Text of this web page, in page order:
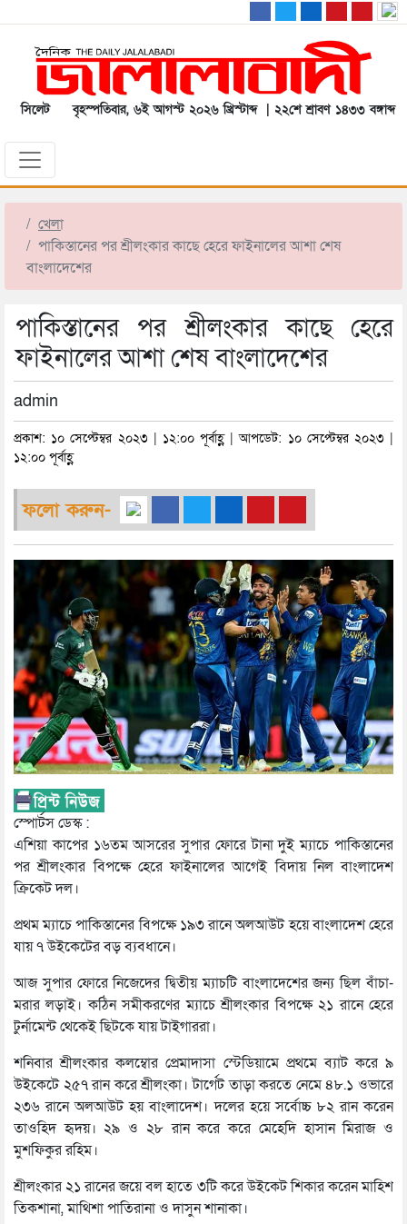
সিলেট বৃহস্পতিবার, ৬ই আগস্ট ২০২৬ খ্রিস্টাব্দ | ২২শে শ্রাবণ ১৪৩৩ বঙ্গাব্দ
খেলা
পাকিস্তানের পর শ্রীলংকার কাছে হেরে ফাইনালের আশা শেষ
বাংলাদেশের
পাকিস্তানের পর শ্রীলংকার কাছে হেরে
ফাইনালের আশা শেষ বাংলাদেশের
admin
প্রকাশ: ১০ সেপ্টেম্বর ২০২৩ | ১২:০০ পূর্বাহ্ণ | আপডেট: ১০ সেপ্টেম্বর ২০২৩ |
১২:০০ পূর্বাহ্ণ
ফলো করুন-
স্পোর্টস ডেস্ক :
এশিয়া কাপের ১৬তম আসরের সুপার ফোরে টানা দুই ম্যাচে পাকিস্তানের
পর শ্রীলংকার বিপক্ষে হেরে ফাইনালের আগেই বিদায় নিল বাংলাদেশ
ক্রিকেট দল।
প্রথম ম্যাচে পাকিস্তানের বিপক্ষে ১৯৩ রানে অলআউট হয়ে বাংলাদেশ হেরে
যায় ৭ উইকেটের বড় ব্যবধানে।
আজ সুপার ফোরে নিজেদের দ্বিতীয় ম্যাচটি বাংলাদেশের জন্য ছিল বাঁচা-
মরার লড়াই। কঠিন সমীকরণের ম্যাচে শ্রীলংকার বিপক্ষে ২১ রানে হেরে
টুর্নামেন্ট থেকেই ছিটকে যায় টাইগাররা।
শনিবার শ্রীলংকার কলম্বোর প্রেমাদাসা স্টেডিয়ামে প্রথমে ব্যাট করে ৯
উইকেটে ২৫৭ রান করে শ্রীলংকা। টার্গেট তাড়া করতে নেমে ৪৮.১ ওভারে
২৩৬ রানে অলআউট হয় বাংলাদেশ। দলের হয়ে সর্বোচ্চ ৮২ রান করেন
তাওহিদ হৃদয়। ২৯ ও ২৮ রান করে করে মেহেদি হাসান মিরাজ ও
মুশফিকুর রহিম।
শ্রীলংকার ২১ রানের জয়ে বল হাতে ৩টি করে উইকেট শিকার করেন মাহিশ
তিকশানা, মাথিশা পাতিরানা ও দাসুন শানাকা।